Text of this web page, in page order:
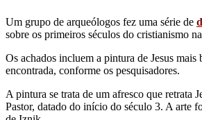
Um grupo de arqueólogos fez uma série de
sobre os primeiros séculos do cristianismo na
Os achados incluem a pintura de Jesus mais
encontrada, conforme os pesquisadores.
A pintura se trata de um afresco que retrata
Pastor, datado do início do século 3. A arte